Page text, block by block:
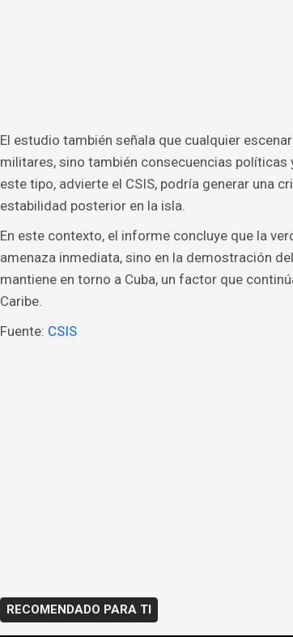
El estudio también señala que cualquier
militares, sino también consecuencias
este tipo, advierte el CSIS, podría generar una
estabilidad posterior en la isla.
En este contexto, el informe concluye que la
amenaza inmediata, sino en la demostración
mantiene en torno a Cuba, un factor que
Caribe.
Fuente: CSIS
RECOMENDADO PARA TI